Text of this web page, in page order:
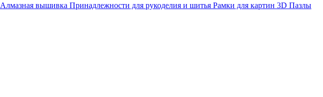
Алмазная вышивка Принадлежности для рукоделия и шитья Рамки для картин 3D Пазлы